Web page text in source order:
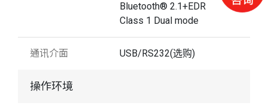
Bluetooth® 2.1+EDR
Class 1 Dual mode
通讯介面 USB/RS232(选购)
操作环境